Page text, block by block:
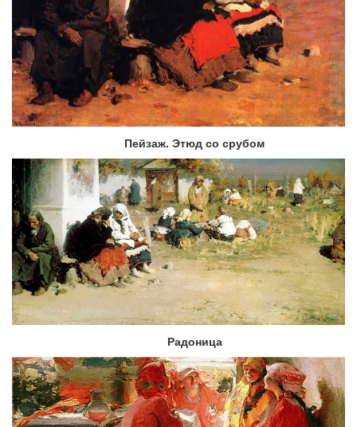
Пейзаж. Этюд со срубом
Радоница